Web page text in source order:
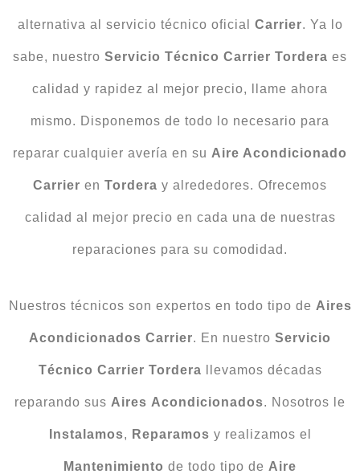
alternativa al servicio técnico oficial Carrier. Ya lo
sabe, nuestro Servicio Técnico Carrier Tordera es
calidad y rapidez al mejor precio, llame ahora
mismo. Disponemos de todo lo necesario para
reparar cualquier avería en su Aire Acondicionado
Carrier en Tordera y alrededores. Ofrecemos
calidad al mejor precio en cada una de nuestras
reparaciones para su comodidad.
Nuestros técnicos son expertos en todo tipo de Aires
Acondicionados Carrier. En nuestro Servicio
Técnico Carrier Tordera llevamos décadas
reparando sus Aires Acondicionados. Nosotros le
Instalamos, Reparamos y realizamos el
Mantenimiento de todo tipo de Aire